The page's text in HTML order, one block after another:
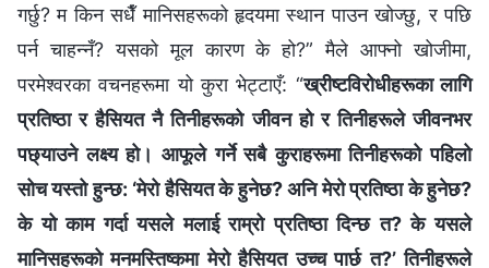
गर्छु? म किन सधैँ मानिसहरूको हृदयमा स्थान पाउन खोज्छु, र पछि
पर्न चाहन्नँ? यसको मूल कारण के हो?” मैले आफ्नो खोजीमा,
परमेश्‍वरका वचनहरूमा यो कुरा भेट्टाएँ: “ख्रीष्टविरोधीहरूका लागि
प्रतिष्ठा र हैसियत नै तिनीहरूको जीवन हो र तिनीहरूले जीवनभर
पछ्याउने लक्ष्य हो। आफूले गर्ने सबै कुराहरूमा तिनीहरूको पहिलो
सोच यस्तो हुन्छ: ‘मेरो हैसियत के हुनेछ? अनि मेरो प्रतिष्ठा के हुनेछ?
के यो काम गर्दा यसले मलाई राम्रो प्रतिष्ठा दिन्छ त? के यसले
मानिसहरूको मनमस्तिष्कमा मेरो हैसियत उच्च पार्छ त?’ तिनीहरूले